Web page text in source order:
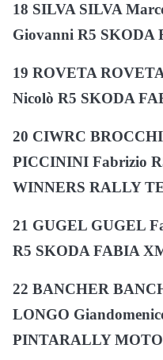
18 SILVA SILVA
Giovanni R5 SKODA
19 ROVETA
Nicolò R5 SKODA
20 CIWRC
PICCININI Fabrizio
WINNERS RALLY
21 GUGEL GUGEL
R5 SKODA FABIA
22 BANCHER
LONGO
PINTARALLY